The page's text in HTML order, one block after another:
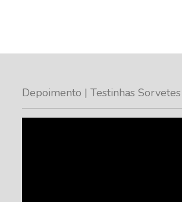
Depoimento | Testinhas Sorvetes